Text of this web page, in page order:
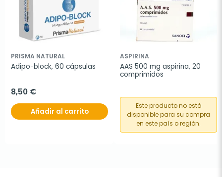
PRISMA NATURAL
Adipo-block, 60 cápsulas
8,50 €
Añadir al carrito
ASPIRINA
AAS 500 mg aspirina, 20
comprimidos
Este producto no está
disponible para su compra
en este país o región.